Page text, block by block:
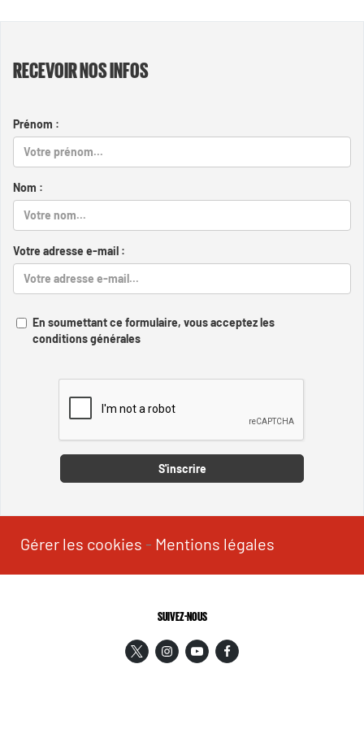
RECEVOIR NOS INFOS
Prénom :
Nom :
Votre adresse e-mail :
En soumettant ce formulaire, vous acceptez les
conditions générales
S'inscrire
Gérer les cookies - Mentions légales
SUIVEZ-NOUS